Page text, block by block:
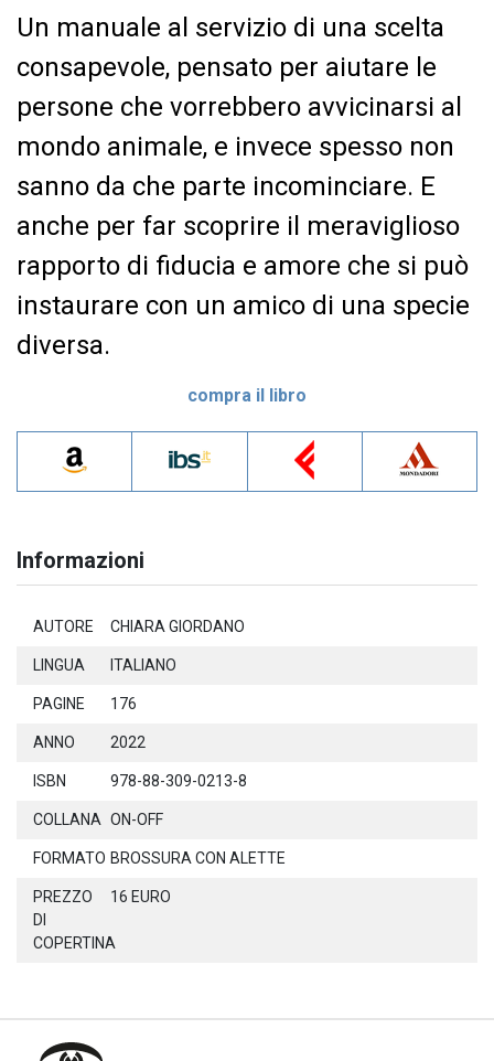
Un manuale al servizio di una scelta
consapevole, pensato per aiutare le
persone che vorrebbero avvicinarsi al
mondo animale, e invece spesso non
sanno da che parte incominciare. E
anche per far scoprire il meraviglioso
rapporto di fiducia e amore che si può
instaurare con un amico di una specie
diversa.
compra il libro
Informazioni
AUTORE CHIARA GIORDANO
LINGUA ITALIANO
PAGINE 176
ANNO 2022
ISBN 978-88-309-0213-8
COLLANA ON-OFF
FORMATO BROSSURA CON ALETTE
PREZZO
DI
COPERTINA
16 EURO